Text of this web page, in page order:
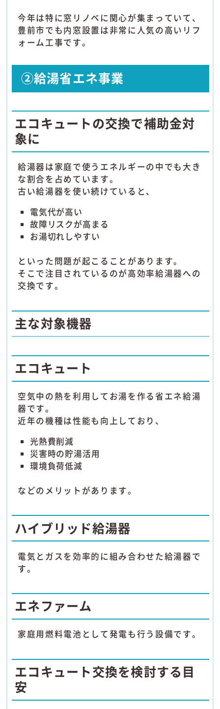
今年は特に窓リノベに関心が集まっていて、
豊前市でも内窓設置は非常に人気の高いリフ
ォーム工事です。
②給湯省エネ事業
エコキュートの交換で補助金対
象に
給湯器は家庭で使うエネルギーの中でも大き
な割合を占めています。
古い給湯器を使い続けていると、
電気代が高い
故障リスクが高まる
お湯切れしやすい
といった問題が起こることがあります。
そこで注目されているのが高効率給湯器への
交換です。
主な対象機器
エコキュート
空気中の熱を利用してお湯を作る省エネ給湯
器です。
近年の機種は性能も向上しており、
光熱費削減
災害時の貯湯活用
環境負荷低減
などのメリットがあります。
ハイブリッド給湯器
電気とガスを効率的に組み合わせた給湯器で
す。
エネファーム
家庭用燃料電池として発電も行う設備です。
エコキュート交換を検討する目
安